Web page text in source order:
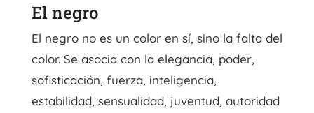
El negro
El negro no es un color en sí, sino la falta del
color. Se asocia con la elegancia, poder,
sofisticación, fuerza, inteligencia,
estabilidad, sensualidad, juventud, autoridad